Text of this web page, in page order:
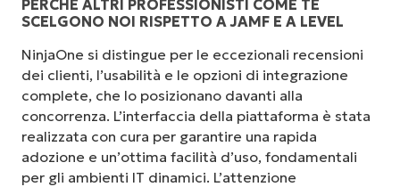
PERCHÈ ALTRI PROFESSIONISTI COME TE
SCELGONO NOI RISPETTO A JAMF E A LEVEL
NinjaOne si distingue per le eccezionali recensioni
dei clienti, l’usabilità e le opzioni di integrazione
complete, che lo posizionano davanti alla
concorrenza. L’interfaccia della piattaforma è stata
realizzata con cura per garantire una rapida
adozione e un’ottima facilità d’uso, fondamentali
per gli ambienti IT dinamici. L’attenzione